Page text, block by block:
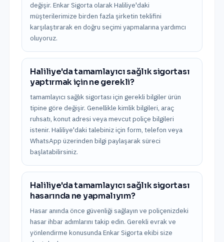
değişir. Enkar Sigorta olarak Haliliye'daki
müşterilerimize birden fazla şirketin teklifini
karşılaştırarak en doğru seçimi yapmalarına yardımcı
oluyoruz.
Haliliye'da tamamlayıcı sağlık sigortası
yaptırmak için ne gerekli?
tamamlayıcı sağlık sigortası için gerekli bilgiler ürün
tipine göre değişir. Genellikle kimlik bilgileri, araç
ruhsatı, konut adresi veya mevcut poliçe bilgileri
istenir. Haliliye'daki talebiniz için form, telefon veya
WhatsApp üzerinden bilgi paylaşarak süreci
başlatabilirsiniz.
Haliliye'da tamamlayıcı sağlık sigortası
hasarında ne yapmalıyım?
Hasar anında önce güvenliği sağlayın ve poliçenizdeki
hasar ihbar adımlarını takip edin. Gerekli evrak ve
yönlendirme konusunda Enkar Sigorta ekibi size